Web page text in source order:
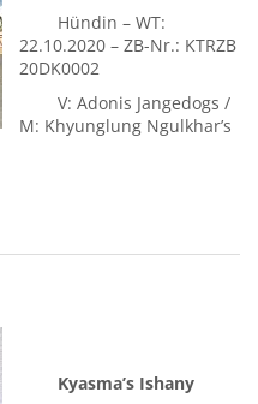
Hündin – WT:
22.10.2020 – ZB-Nr.: KTRZB
20DK0002
V: Adonis Jangedogs /
M: Khyunglung Ngulkhar’s
Kyasma’s Ishany